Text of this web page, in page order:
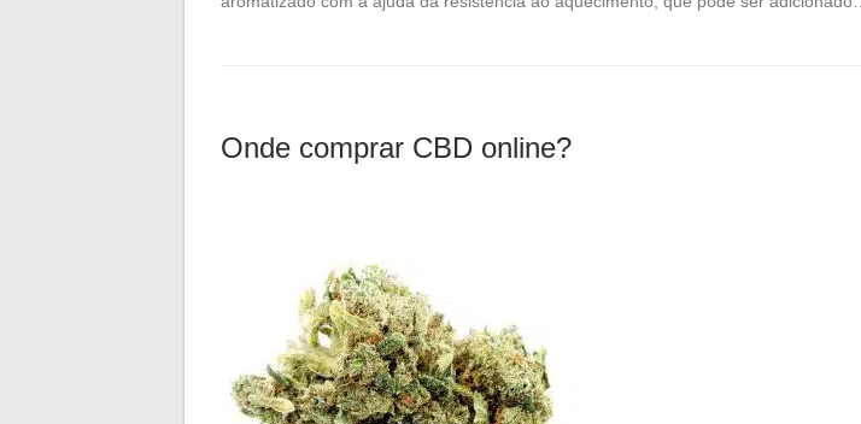
Onde comprar CBD online?